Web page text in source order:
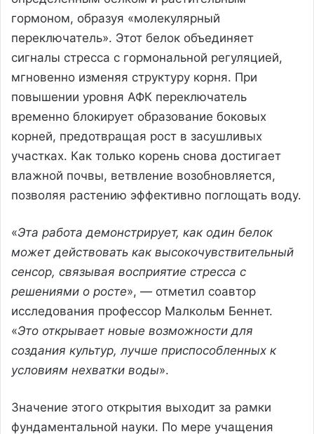
гормоном, образуя «молекулярный
переключатель». Этот белок объединяет
сигналы стресса с гормональной регуляцией,
мгновенно изменяя структуру корня. При
повышении уровня АФК переключатель
временно блокирует образование боковых
корней, предотвращая рост в засушливых
участках. Как только корень снова достигает
влажной почвы, ветвление возобновляется,
позволяя растению эффективно поглощать воду.
«Эта работа демонстрирует, как один белок
может действовать как высокочувствительный
сенсор, связывая восприятие стресса с
решениями о росте», — отметил соавтор
исследования профессор Малкольм Беннет.
«Это открывает новые возможности для
создания культур, лучше приспособленных к
условиям нехватки воды».
Значение этого открытия выходит за рамки
фундаментальной науки. По мере учащения